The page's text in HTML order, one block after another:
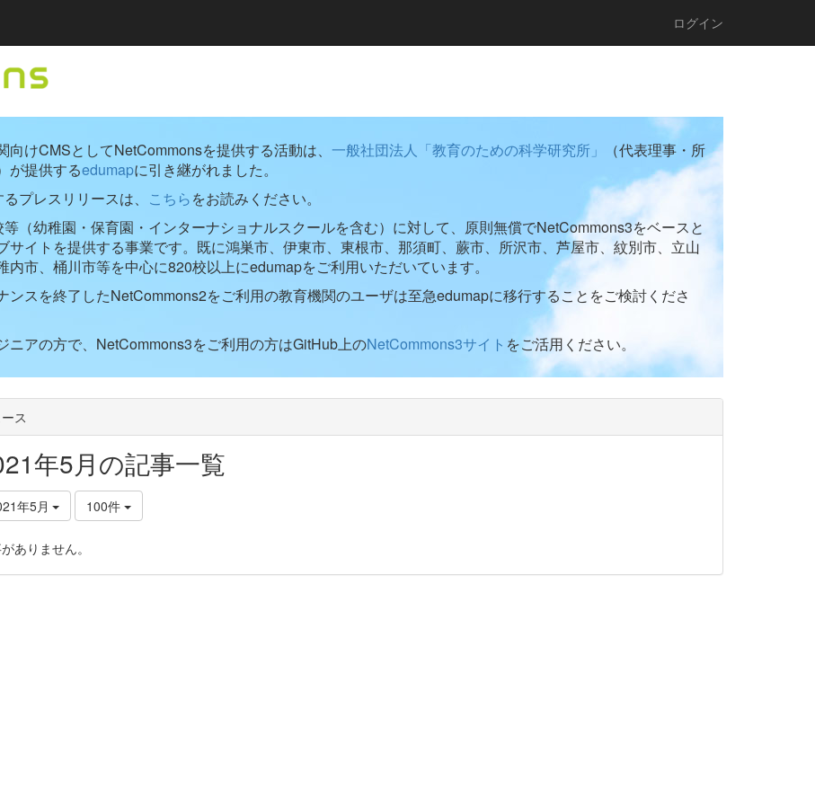
ログイン
向けCMSとしてNetCommonsを提供する活動は、 一般社団法人「教育のための科学研究所」
（代表理事・所
が提供するedumapに引き継がれました。
プレスリリースは、 こちらをお読みください。
（幼稚園・保育園・インターナショナルスクールを含む）に対して、原則無償でNetCommons3をベースと
サイトを提供する事業です。既に鴻巣市、伊東市、東根市、那須町、蕨市、所沢市、芦屋市、紋別市、立山
内市、桶川市等を中心に820校以上にedumapをご利用いただいています。
ンスを終了したNetCommons2をご利用の教育機関のユーザは至急edumapに移行することをご検討くださ
ニアの方で、NetCommons3をご利用の方はGitHub上のNetCommons3サイト をご活用ください。
ス
年5月の記事一覧
年5月 100件
ありません。